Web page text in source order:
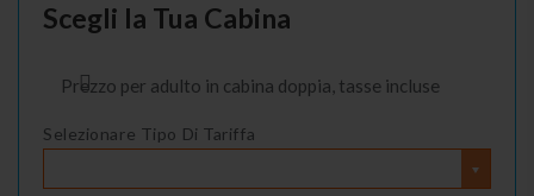
Scegli la Tua Cabina
Prezzo per adulto in cabina doppia, tasse incluse
Selezionare Tipo Di Tariffa